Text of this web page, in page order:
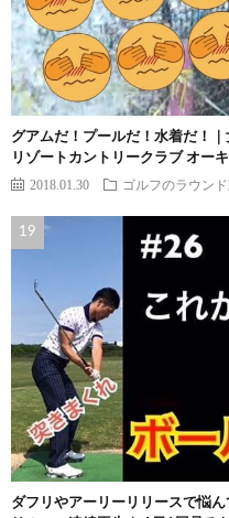
グアムだ！プールだ！水着だ！
リゾートカントリークラブ オー
2018.01.30 ゴルフのラウン
ダフリやアーリーリリースで悩